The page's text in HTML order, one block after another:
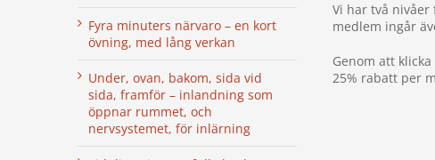
Vi har två
medlem ingår
Genom att
25% rabatt per
Fyra minuters närvaro – en kort
övning, med lång verkan
Under, ovan, bakom, sida vid
sida, framför – inlandning som
öppnar rummet, och
nervsystemet, för inlärning